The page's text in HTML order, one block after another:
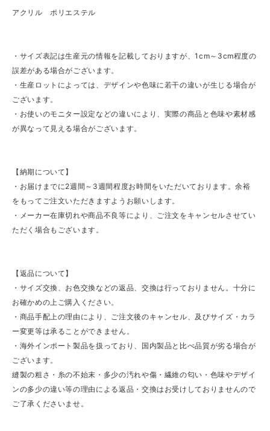
アクリル ポリエステル
・サイズ表記は生産元の情報を記載しておりますが、1cm～3cm程度の
誤差がある場合がございます。
・生産ロットによっては、デザインや色味に若干の違いが生じる場合が
ございます。
・お使いのモニター設定などの違いにより、実際の商品と色味や素材感
が異なって見える場合がございます。
【納期について】
・お届けまでに2週間～3週間程度お時間をいただいております。余裕
をもってご注文いただきますようお願いします。
・メーカー在庫切れや商品不良等により、ご注文をキャンセルさせてい
ただく場合もございます。
【返品について】
・サイズ交換、お色交換などの返品、交換は行っておりません。十分に
お確かめの上ご購入ください。
・商品手配上の理由により、ご注文後のキャンセル、及びサイズ・カラ
ー変更等は承ることができません。
・海外インポート製品を扱っており、国内製品と比べ品質が劣る場合が
ございます。
縫製の粗さ・糸の不始末・多少の汚れや傷・繊維の匂い・色味やデザイ
ンの多少の違い等の理由による返品・交換はお受けしておりませんので
ご了承くださいませ。